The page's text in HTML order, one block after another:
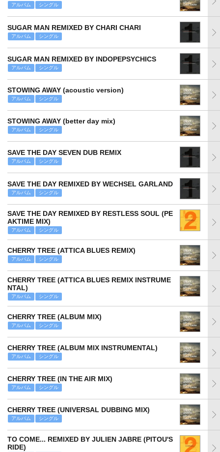
アルバム シングル
SUGAR MAN REMIXED BY CHARI CHARI
アルバム シングル
SUGAR MAN REMIXED BY INDOPEPSYCHICS
アルバム シングル
STOWING AWAY (acoustic version)
アルバム シングル
STOWING AWAY (better day mix)
アルバム シングル
SAVE THE DAY SEVEN DUB REMIX
アルバム シングル
SAVE THE DAY REMIXED BY WECHSEL GARLAND
アルバム シングル
SAVE THE DAY REMIXED BY RESTLESS SOUL (PE
AKTIME MIX)
アルバム シングル
CHERRY TREE (ATTICA BLUES REMIX)
アルバム シングル
CHERRY TREE (ATTICA BLUES REMIX INSTRUME
NTAL)
アルバム シングル
CHERRY TREE (ALBUM MIX)
アルバム シングル
CHERRY TREE (ALBUM MIX INSTRUMENTAL)
アルバム シングル
CHERRY TREE (IN THE AIR MIX)
アルバム シングル
CHERRY TREE (UNIVERSAL DUBBING MIX)
アルバム シングル
TO COME... REMIXED BY JULIEN JABRE (PITOU'S
RIDE)